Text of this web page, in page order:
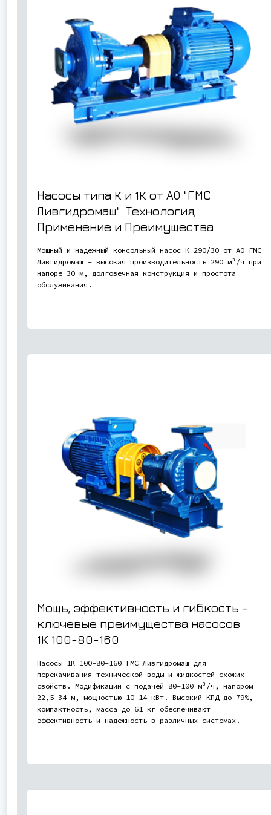
Насосы типа К и 1К от АО "ГМС
Ливгидромаш": Технология,
Применение и Преимущества
Мощный и надежный консольный насос К 290/30 от АО ГМС
Ливгидромаш - высокая производительность 290 м³/ч при
напоре 30 м, долговечная конструкция и простота
обслуживания.
Мощь, эффективность и гибкость -
ключевые преимущества насосов
1К 100-80-160
Насосы 1К 100-80-160 ГМС Ливгидромаш для
перекачивания технической воды и жидкостей схожих
свойств. Модификации с подачей 80-100 м³/ч, напором
22,5-34 м, мощностью 10-14 кВт. Высокий КПД до 79%,
компактность, масса до 61 кг обеспечивают
эффективность и надежность в различных системах.